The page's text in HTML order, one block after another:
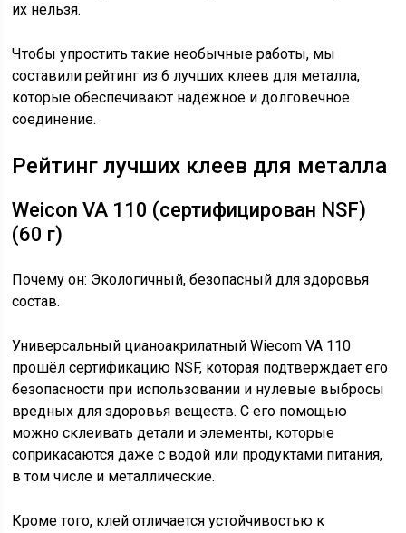
их нельзя.
Чтобы упростить такие необычные работы, мы
составили рейтинг из 6 лучших клеев для металла,
которые обеспечивают надёжное и долговечное
соединение.
Рейтинг лучших клеев для металла
Weicon VA 110 (сертифицирован NSF)
(60 г)
Почему он: Экологичный, безопасный для здоровья
состав.
Универсальный цианоакрилатный Wiecom VA 110
прошёл сертификацию NSF, которая подтверждает его
безопасности при использовании и нулевые выбросы
вредных для здоровья веществ. С его помощью
можно склеивать детали и элементы, которые
соприкасаются даже с водой или продуктами питания,
в том числе и металлические.
Кроме того, клей отличается устойчивостью к